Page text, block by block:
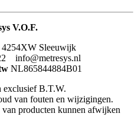
V.O.F.
4254XW Sleeuwijk
info@metresys.nl
NL865844884B01
exclusief B.T.W.
van fouten en wijzigingen.
producten kunnen afwijken